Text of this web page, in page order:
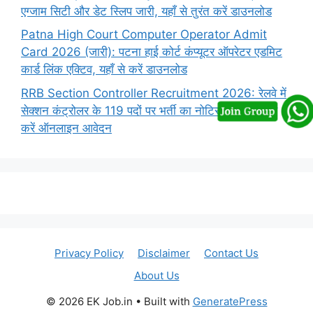
एग्जाम सिटी और डेट स्लिप जारी, यहाँ से तुरंत करें डाउनलोड
Patna High Court Computer Operator Admit
Card 2026 (जारी): पटना हाई कोर्ट कंप्यूटर ऑपरेटर एडमिट
कार्ड लिंक एक्टिव, यहाँ से करें डाउनलोड
RRB Section Controller Recruitment 2026: रेलवे में
सेक्शन कंट्रोलर के 119 पदों पर भर्ती का नोटिस जारी, यहाँ से
करें ऑनलाइन आवेदन
Privacy Policy Disclaimer
Contact Us
About Us
© 2026 EK Job.in • Built with GeneratePress